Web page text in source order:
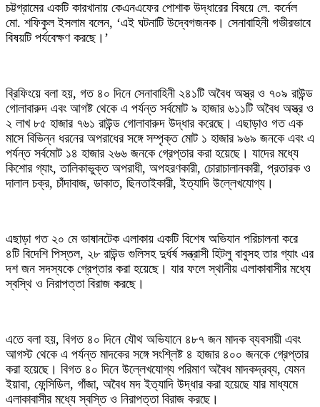
‎চট্টগ্রামের একটি কারখানায় কেএনএফের পোশাক উদ্ধারের বিষয়ে লে. কর্নেল
মো. শফিকুল ইসলাম বলেন, ‘এই ঘটনাটি উদ্বেগজনক। সেনাবাহিনী গভীরভাবে
বিষয়টি পর্যবেক্ষণ করছে।’
‎ব্রিফিংয়ে বলা হয়, গত ৪০ দিনে সেনাবাহিনী ২৪১টি অবৈধ অস্ত্র ও ৭০৯ রাউন্ড
গোলাবারুদ এবং আগষ্ট থেকে এ পর্যন্ত সর্বমোট ৯ হাজার ৬১১টি অবৈধ অস্ত্র ও
২ লাখ ৮৫ হাজার ৭৬১ রাউন্ড গোলাবারুদ উদ্ধার করেছে। এছাড়াও গত এক
মাসে বিভিন্ন ধরনের অপরাধের সঙ্গে সম্পৃক্ত মোট ১ হাজার ৯৬৯ জনকে এবং এ
পর্যন্ত সর্বমোট ১৪ হাজার ২৬৬ জনকে গ্রেপ্তার করা হয়েছে। যাদের মধ্যে
কিশোর গ্যাং, তালিকাভুক্ত অপরাধী, অপহরণকারী, চোরাচালানকারী, প্রতারক ও
দালাল চক্র, চাঁদাবাজ, ডাকাত, ছিনতাইকারী, ইত্যাদি উল্লেখযোগ্য।
‎এছাড়া গত ২০ মে ভাষানটেক এলাকায় একটি বিশেষ অভিযান পরিচালনা করে
৪টি বিদেশি পিস্তল, ২৮ রাউন্ড গুলিসহ দুর্ধর্ষ সন্ত্রাসী হিটলু বাবুসহ তার গ্যাং এর
দশ জন সদস্যকে গ্রেপ্তার করা হয়েছে। যার ফলে স্থানীয় এলাকাবাসীর মধ্যে
স্বস্থি ও নিরাপত্তা বিরাজ করছে।
‎এতে বলা হয়, বিগত ৪০ দিনে যৌথ অভিযানে ৪৮৭ জন মাদক ব্যবসায়ী এবং
আগস্ট থেকে এ পর্যন্ত মাদকের সঙ্গে সংশ্লিষ্ট ৪ হাজার ৪০০ জনকে গ্রেপ্তার
করা হয়েছে। বিগত ৪০ দিনে উল্লেখযোগ্য পরিমাণ অবৈধ মাদকদ্রব্য, যেমন
ইয়াবা, ফেন্সিডিল, গাঁজা, অবৈধ মদ ইত্যাদি উদ্ধার করা হয়েছে যার মাধ্যমে
এলাকাবাসীর মধ্যে স্বস্তি ও নিরাপত্তা বিরাজ করছে।